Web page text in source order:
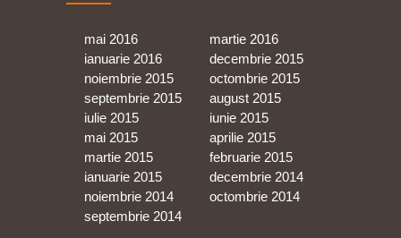
mai 2016
martie 2016
ianuarie 2016
decembrie 2015
noiembrie 2015
octombrie 2015
septembrie 2015
august 2015
iulie 2015
iunie 2015
mai 2015
aprilie 2015
martie 2015
februarie 2015
ianuarie 2015
decembrie 2014
noiembrie 2014
octombrie 2014
septembrie 2014